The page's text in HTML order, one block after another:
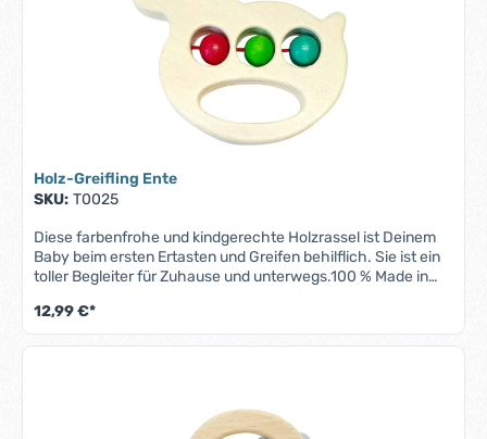
Holz-Greifling Ente
SKU: T0025
Diese farbenfrohe und kindgerechte Holzrassel ist Deinem
Baby beim ersten Ertasten und Greifen behilflich. Sie ist ein
toller Begleiter für Zuhause und unterwegs.100 % Made in
ab 6 MonateDieses Spielzeug entspricht der
Sicherheitsnorm EN 71. Alle Materialien sind speichel- und
12,99 €*